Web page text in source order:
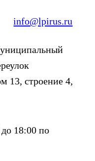
info@lpirus.ru
13, строение 4,
18:00 по